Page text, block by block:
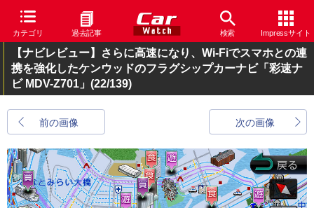
カテゴリ 過去記事 検索 Impressサイト
【ナビレビュー】さらに高速になり、Wi-Fiでスマホとの連
携を強化したケンウッドのフラグシップカーナビ「彩速ナ
ビ MDV-Z701」 (22/139)
前の画像 次の画像